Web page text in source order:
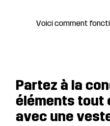
Voici comment
Partez à la
éléments tout
avec une